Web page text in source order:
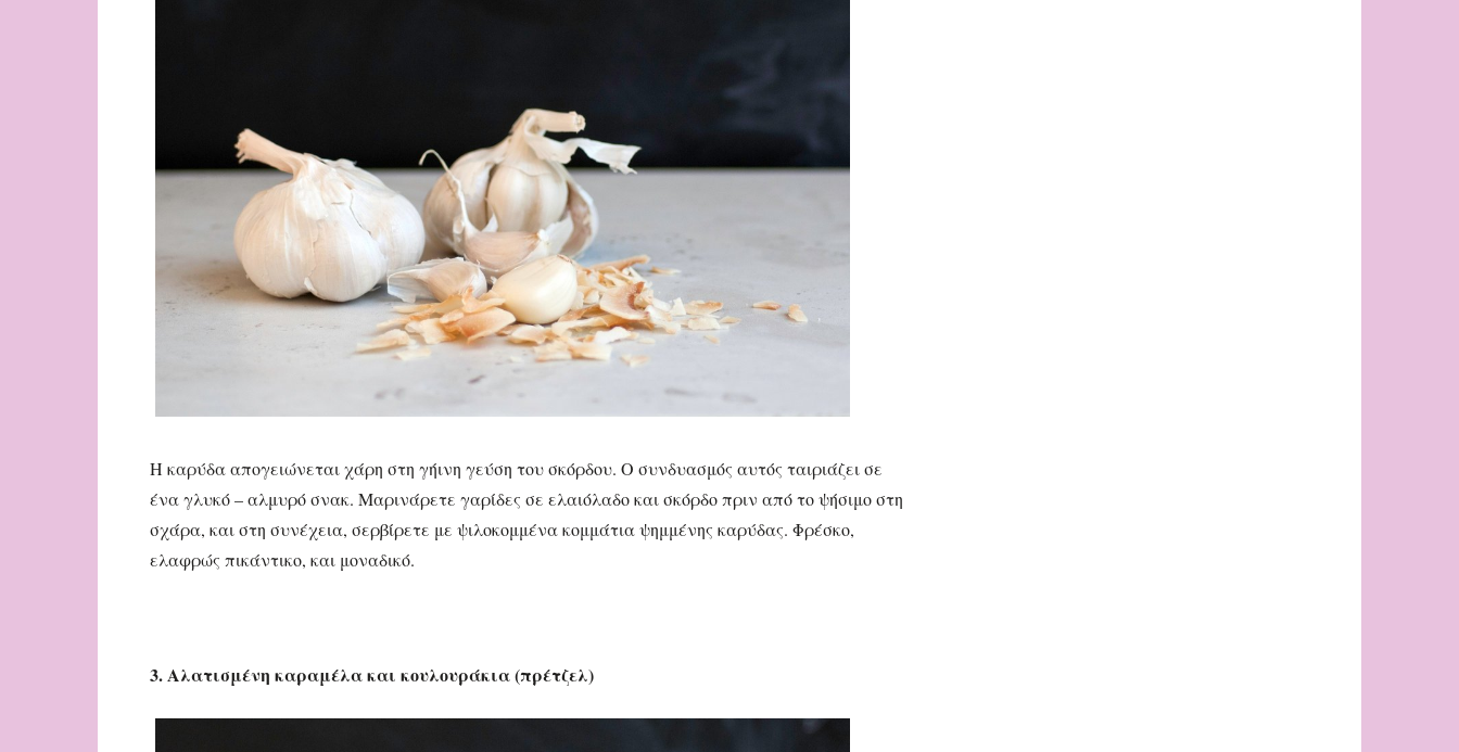
Η καρύδα απογειώνεται χάρη στη γήινη γεύση του σκόρδου. Ο συνδυασμός αυτός ταιριάζει σε
ένα γλυκό – αλμυρό σνακ. Μαρινάρετε γαρίδες σε ελαιόλαδο και σκόρδο πριν από το ψήσιμο στη
σχάρα, και στη συνέχεια, σερβίρετε με ψιλοκομμένα κομμάτια ψημμένης καρύδας. Φρέσκο,
ελαφρώς πικάντικο, και μοναδικό.
3. Αλατισμένη καραμέλα και κουλουράκια (πρέτζελ)